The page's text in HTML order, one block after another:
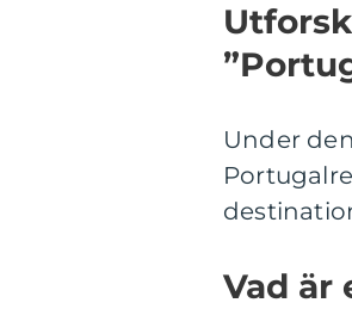
Under
Vad är